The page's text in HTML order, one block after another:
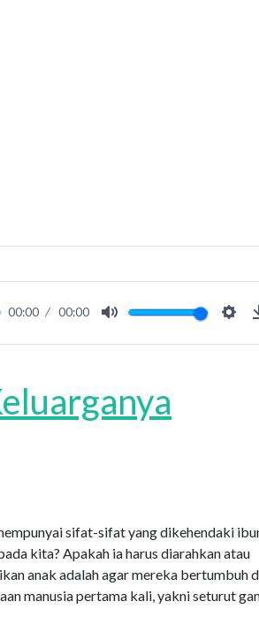
00:00 00:00
Ishak, dan Yakub)
sifat-sifat yang dikehendaki
kita? Apakah ia harus diarahkan atau
anak adalah agar mereka bertumbuh
manusia pertama kali, yakni seturut